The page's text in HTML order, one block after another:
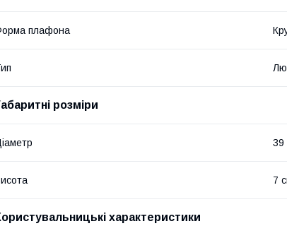
плафона
розміри
39
7
характеристики